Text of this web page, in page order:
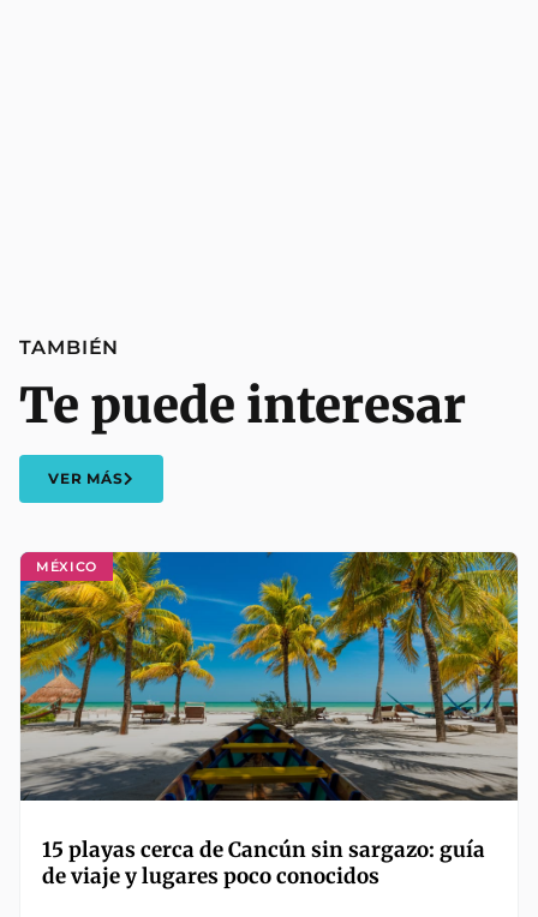
MÉXICO
15 playas cerca de Cancún sin sargazo: guía
de viaje y lugares poco conocidos
TAMBIÉN
Te puede interesar
VER MÁS